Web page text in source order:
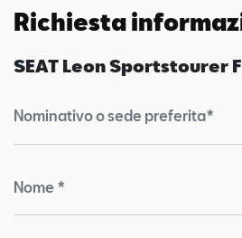
Richiesta
SEAT Leon Sportstourer
Nominativo o sede preferita*
Nome *